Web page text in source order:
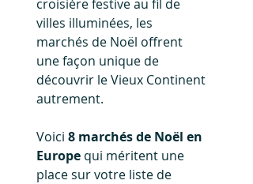
croisière festive au fil de
villes illuminées, les
marchés de Noël offrent
une façon unique de
découvrir le Vieux Continent
autrement.
Voici 8 marchés de Noël en
Europe qui méritent une
place sur votre liste de